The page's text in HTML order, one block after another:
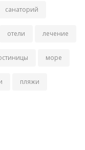
санаторий
отели лечение
море
пляжи